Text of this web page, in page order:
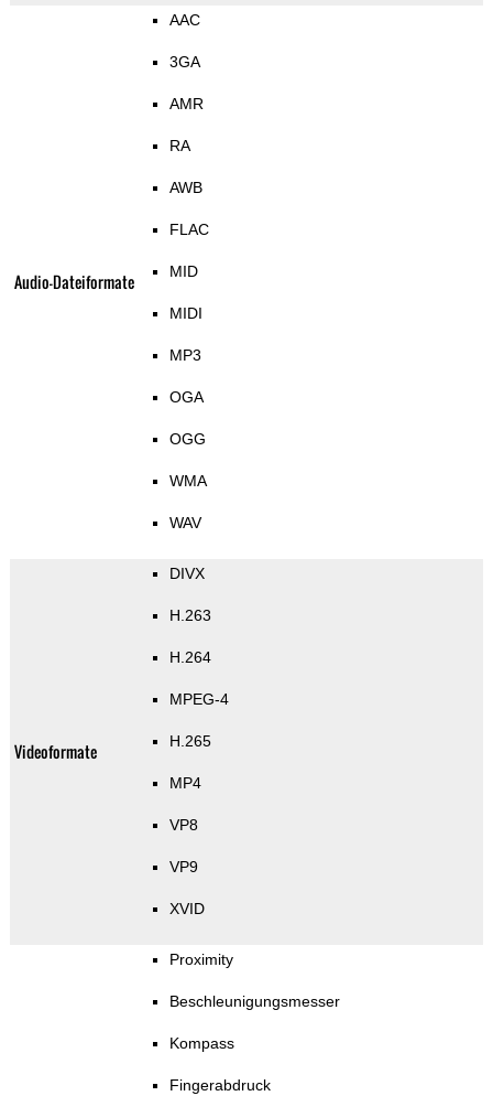
Audio-Dateiformate
AAC
3GA
AMR
RA
AWB
FLAC
MID
MIDI
MP3
OGA
OGG
WMA
WAV
Videoformate
DIVX
H.263
H.264
MPEG-4
H.265
MP4
VP8
VP9
XVID
Proximity
Beschleunigungsmesser
Kompass
Fingerabdruck